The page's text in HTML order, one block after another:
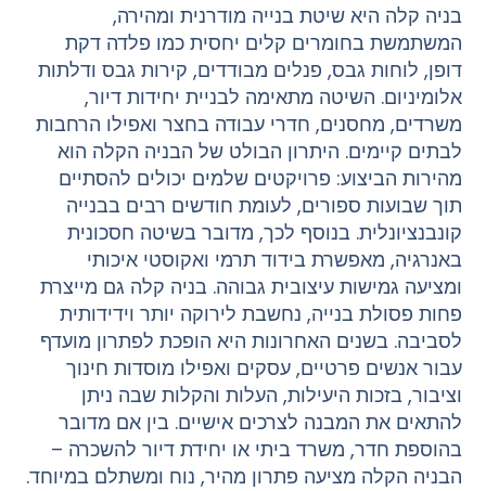
בניה קלה היא שיטת בנייה מודרנית ומהירה,
המשתמשת בחומרים קלים יחסית כמו פלדה דקת
דופן, לוחות גבס, פנלים מבודדים, קירות גבס ודלתות
אלומיניום. השיטה מתאימה לבניית יחידות דיור,
משרדים, מחסנים, חדרי עבודה בחצר ואפילו הרחבות
לבתים קיימים. היתרון הבולט של הבניה הקלה הוא
מהירות הביצוע: פרויקטים שלמים יכולים להסתיים
תוך שבועות ספורים, לעומת חודשים רבים בבנייה
קונבנציונלית. בנוסף לכך, מדובר בשיטה חסכונית
באנרגיה, מאפשרת בידוד תרמי ואקוסטי איכותי
ומציעה גמישות עיצובית גבוהה. בניה קלה גם מייצרת
פחות פסולת בנייה, נחשבת לירוקה יותר וידידותית
לסביבה. בשנים האחרונות היא הופכת לפתרון מועדף
עבור אנשים פרטיים, עסקים ואפילו מוסדות חינוך
וציבור, בזכות היעילות, העלות והקלות שבה ניתן
להתאים את המבנה לצרכים אישיים. בין אם מדובר
בהוספת חדר, משרד ביתי או יחידת דיור להשכרה –
הבניה הקלה מציעה פתרון מהיר, נוח ומשתלם במיוחד.